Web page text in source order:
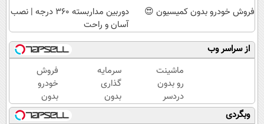
فروش خودرو بدون کمیسیون 😍
دوربین مداربسته 360 درجه | نصب
آسان و راحت
از سراسر وب
ماشینت
رو بدون
دردسر
بفروش |
سرمایه
گذاری
بدون
ریسک
فروش
خودرو
بدون
کمیسیون
وبگردی